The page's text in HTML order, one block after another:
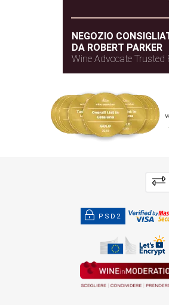
NEGOZIO
DA ROBERT PARKER
Wine Advocate Trusted
PSD2